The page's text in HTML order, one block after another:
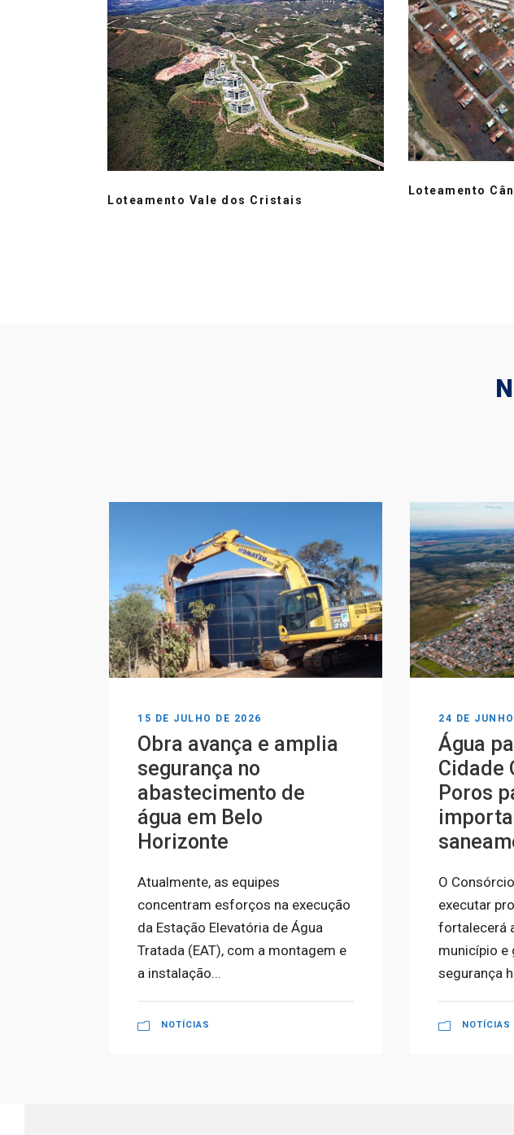
Loteamento Vale dos Cristais
Loteamento
15 DE JULHO DE 2026
Obra avança e amplia
segurança no
abastecimento de
água em Belo
Horizonte
Atualmente, as equipes
concentram esforços na execução
da Estação Elevatória de Água
Tratada (EAT), com a montagem e
a instalação...
NOTÍCIAS
24 DE
Água
Cidade
Poros
O
executar
fortalecerá
município e
segurança
NOTÍCIAS